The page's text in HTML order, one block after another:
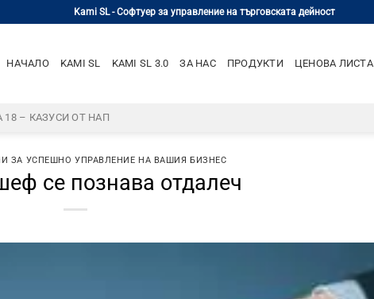
Kami SL - Софтуер за управление на търговската дейност
НАЧАЛО KAMI SL KAMI SL 3.0 ЗА НАС ПРОДУКТИ ЦЕНОВА ЛИСТА
18 – КАЗУСИ ОТ НАП
ЗА УСПЕШНО УПРАВЛЕНИЕ НА ВАШИЯ БИЗНЕС
се познава отдалеч